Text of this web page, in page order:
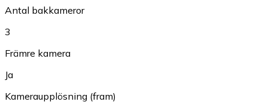
Antal bakkameror
3
Främre kamera
Ja
Kameraupplösning (fram)